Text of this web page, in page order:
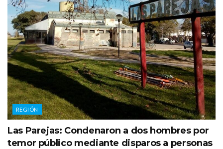
REGIÓN
Las Parejas: Condenaron a dos hombres por
temor público mediante disparos a personas